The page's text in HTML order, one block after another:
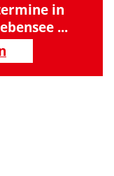
in
...